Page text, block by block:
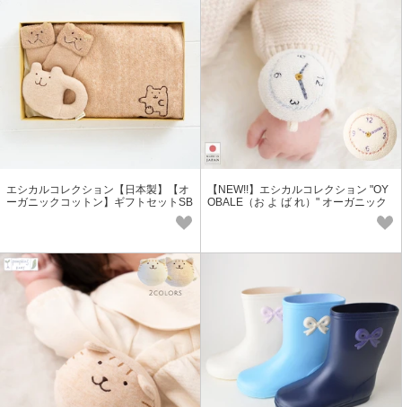
エシカルコレクション【日本製】【オ
ーガニックコットン】ギフトセットSB
【NEW!!】エシカルコレクション "OY
OBALE（お よ ば れ）" オーガニック